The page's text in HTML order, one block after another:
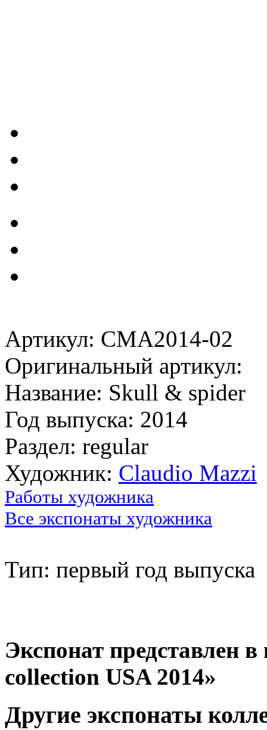
Артикул: CMA2014-02
Оригинальный артикул:
Название: Skull & spider
Год выпуска: 2014
Раздел: regular
Художник: Claudio Mazzi
Работы художника
Все экспонаты художника
Тип: первый год выпуска
Экспонат представлен
collection USA 2014»
Другие экспонаты